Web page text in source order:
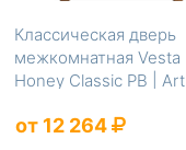
Классическая дверь
межкомнатная Vesta |
Honey Classic PB | Art
от 12 264